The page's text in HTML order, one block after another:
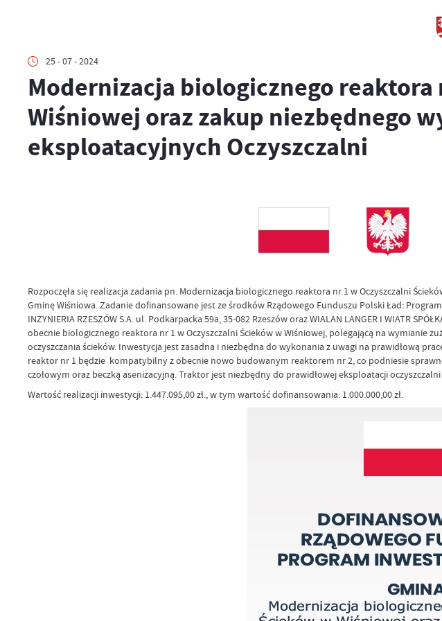
25 - 07 - 2024
Modernizacja biologicznego reaktora
Wiśniowej oraz zakup niezbędnego
eksploatacyjnych Oczyszczalni
Rozpoczęła się realizacja zadania pn. Modernizacja biologicznego reaktora nr 1 w Oczyszczalni
Gminę Wiśniowa. Zadanie dofinansowane jest ze środków Rządowego Funduszu Polski Ład:
INŻYNIERIA RZESZÓW S.A. ul. Podkarpacka 59a, 35-082 Rzeszów oraz WIALAN LANGER I WIATR
obecnie biologicznego reaktora nr 1 w Oczyszczalni Ścieków w Wiśniowej, polegającą na wymianie
oczyszczania ścieków. Inwestycja jest zasadna i niezbędna do wykonania z uwagi na prawidłową
reaktor nr 1 będzie kompatybilny z obecnie nowo budowanym reaktorem nr 2, co podniesie
czołowym oraz beczką asenizacyjną. Traktor jest niezbędny do prawidłowej eksploatacji
Wartość realizacji inwestycji: 1.447.095,00 zł., w tym wartość dofinansowania: 1.000.000,00 zł.